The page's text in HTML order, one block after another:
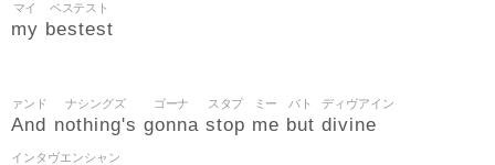
my
マイ
bestest
ベステスト
And
ァンド
nothing's
ナシングズ
gonna
ゴーナ
stop
スタプ
me
ミー
but
バト
divine
ディヴアイン
インタヴエンシャン